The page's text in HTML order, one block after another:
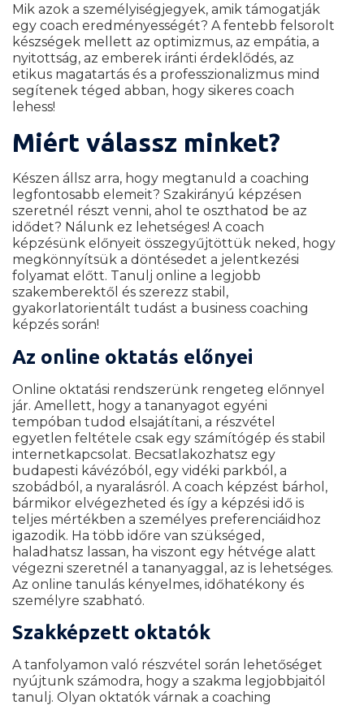
Mik azok a személyiségjegyek, amik támogatják
egy coach eredményességét? A fentebb felsorolt
készségek mellett az optimizmus, az empátia, a
nyitottság, az emberek iránti érdeklődés, az
etikus magatartás és a professzionalizmus mind
segítenek téged abban, hogy sikeres coach
lehess!
Miért válassz minket?
Készen állsz arra, hogy megtanuld a coaching
legfontosabb elemeit? Szakirányú képzésen
szeretnél részt venni, ahol te oszthatod be az
idődet? Nálunk ez lehetséges! A coach
képzésünk előnyeit összegyűjtöttük neked, hogy
megkönnyítsük a döntésedet a jelentkezési
folyamat előtt. Tanulj online a legjobb
szakemberektől és szerezz stabil,
gyakorlatorientált tudást a business coaching
képzés során!
Az online oktatás előnyei
Online oktatási rendszerünk rengeteg előnnyel
jár. Amellett, hogy a tananyagot egyéni
tempóban tudod elsajátítani, a részvétel
egyetlen feltétele csak egy számítógép és stabil
internetkapcsolat. Becsatlakozhatsz egy
budapesti kávézóból, egy vidéki parkból, a
szobádból, a nyaralásról. A coach képzést bárhol,
bármikor elvégezheted és így a képzési idő is
teljes mértékben a személyes preferenciáidhoz
igazodik. Ha több időre van szükséged,
haladhatsz lassan, ha viszont egy hétvége alatt
végezni szeretnél a tananyaggal, az is lehetséges.
Az online tanulás kényelmes, időhatékony és
személyre szabható.
Szakképzett oktatók
A tanfolyamon való részvétel során lehetőséget
nyújtunk számodra, hogy a szakma legjobbjaitól
tanulj. Olyan oktatók várnak a coaching